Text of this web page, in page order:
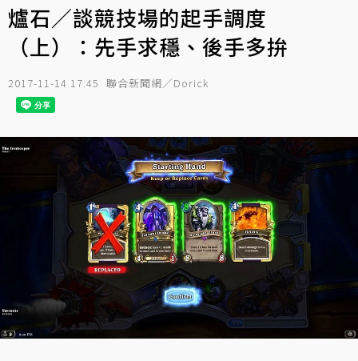
爐石／談競技場的起手調度
（上）：先手求穩、後手多拚
2017-11-14 17:45 聯合新聞網／Dorick